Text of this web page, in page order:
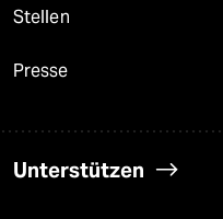
Stellen
Presse
Unterstützen